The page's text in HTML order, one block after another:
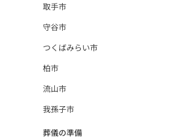
取手市
守谷市
つくばみらい市
柏市
流山市
我孫子市
葬儀の準備